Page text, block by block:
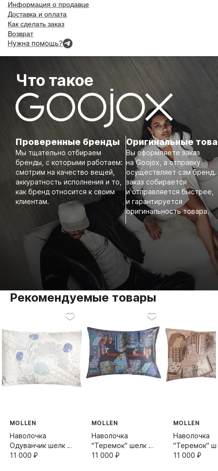
Информация о продавце
Доставка и оплата
Как сделать заказ
Возврат
Нужна помощь?
Что такое
Проверенные бренды
Мы тщательно отбираем
бренды, с которыми работаем:
смотрим на качество вещей,
аккуратность исполнения и то,
как бренд относится к своим
клиентам.
Оригинальные
Вы оформляете заказ
на Goojox, а отправку
осуществляет сам бренд.
заказ собирается
и отправляется быстрее,
и гарантируется
оригинальность товара.
Рекомендуемые товары
MOLLEN
Наволочка
Одуванчик шелк и
сатин 50х70
11 000⁠ ⁠₽
MOLLEN
Наволочка
"Теремок" шелк и
сатин 50х70
11 000⁠ ⁠₽
MOLLEN
Наволочка
"Теремок"
сатин 50х70
11 000⁠ ⁠₽